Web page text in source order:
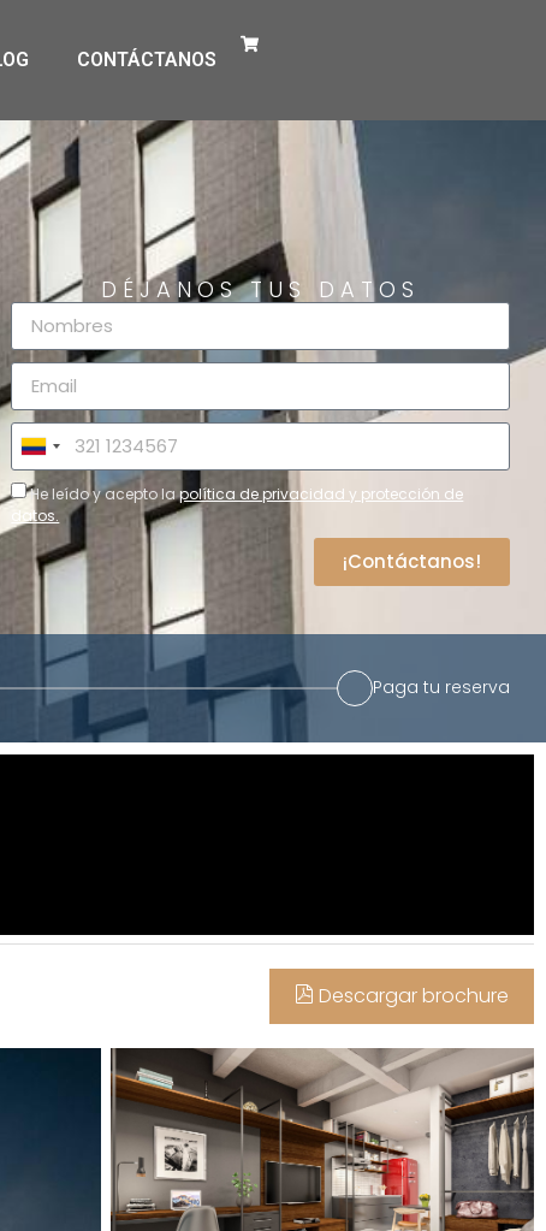
CONTÁCTANOS
DÉJANOS TUS DATOS
Colombia
+57
He leído y acepto lapolítica de privacidad y protección de
datos.
¡Contáctanos!
Paga tu reserva
Descargar brochure